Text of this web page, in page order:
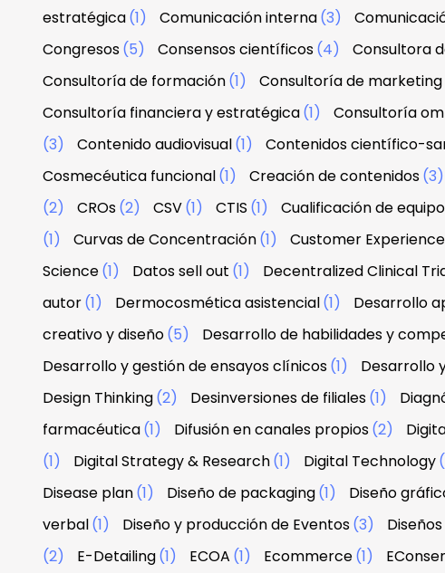
estratégica(1) Comunicación interna(3)
Congresos(5) Consensos científicos(4) Consultora
Consultoría de formación(1) Consultoría de marketing
Consultoría financiera y estratégica(1) Consultoría
(3)
Contenido audiovisual(1) Contenidos científico-
Cosmecéutica funcional(1) Creación de contenidos(3)
(2)
CROs(2) CSV(1) CTIS (1) Cualificación de
(1)
Curvas de Concentración(1) Customer
Science(1) Datos sell out (1) Decentralized Clinical
autor(1) Dermocosmética asistencial(1) Desarrollo
creativo y diseño(5) Desarrollo de habilidades y
Desarrollo y gestión de ensayos clínicos(1) Desarrollo
Design Thinking(2) Desinversiones de filiales(1)
farmacéutica(1) Difusión en canales propios(2)
(1)
Digital Strategy & Research(1) Digital Technology
Disease plan(1) Diseño de packaging(1) Diseño
verbal(1) Diseño y producción de Eventos(3)
(2)
E-Detailing(1) ECOA (1) Ecommerce(1)